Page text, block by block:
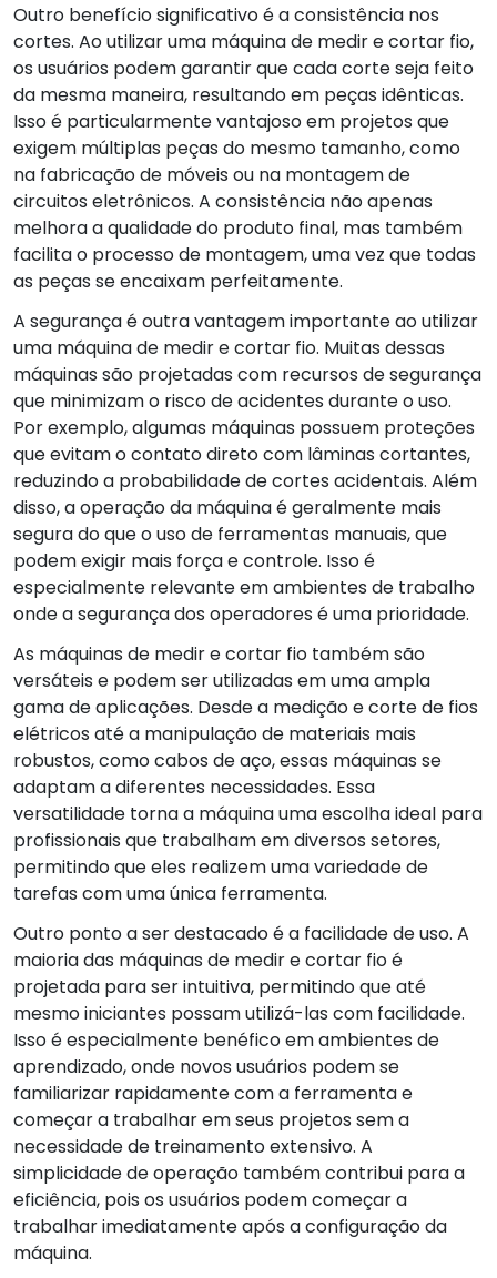
Outro benefício significativo é a consistência nos
cortes. Ao utilizar uma máquina de medir e cortar fio,
os usuários podem garantir que cada corte seja feito
da mesma maneira, resultando em peças idênticas.
Isso é particularmente vantajoso em projetos que
exigem múltiplas peças do mesmo tamanho, como
na fabricação de móveis ou na montagem de
circuitos eletrônicos. A consistência não apenas
melhora a qualidade do produto final, mas também
facilita o processo de montagem, uma vez que todas
as peças se encaixam perfeitamente.
A segurança é outra vantagem importante ao utilizar
uma máquina de medir e cortar fio. Muitas dessas
máquinas são projetadas com recursos de segurança
que minimizam o risco de acidentes durante o uso.
Por exemplo, algumas máquinas possuem proteções
que evitam o contato direto com lâminas cortantes,
reduzindo a probabilidade de cortes acidentais. Além
disso, a operação da máquina é geralmente mais
segura do que o uso de ferramentas manuais, que
podem exigir mais força e controle. Isso é
especialmente relevante em ambientes de trabalho
onde a segurança dos operadores é uma prioridade.
As máquinas de medir e cortar fio também são
versáteis e podem ser utilizadas em uma ampla
gama de aplicações. Desde a medição e corte de fios
elétricos até a manipulação de materiais mais
robustos, como cabos de aço, essas máquinas se
adaptam a diferentes necessidades. Essa
versatilidade torna a máquina uma escolha ideal para
profissionais que trabalham em diversos setores,
permitindo que eles realizem uma variedade de
tarefas com uma única ferramenta.
Outro ponto a ser destacado é a facilidade de uso. A
maioria das máquinas de medir e cortar fio é
projetada para ser intuitiva, permitindo que até
mesmo iniciantes possam utilizá-las com facilidade.
Isso é especialmente benéfico em ambientes de
aprendizado, onde novos usuários podem se
familiarizar rapidamente com a ferramenta e
começar a trabalhar em seus projetos sem a
necessidade de treinamento extensivo. A
simplicidade de operação também contribui para a
eficiência, pois os usuários podem começar a
trabalhar imediatamente após a configuração da
máquina.